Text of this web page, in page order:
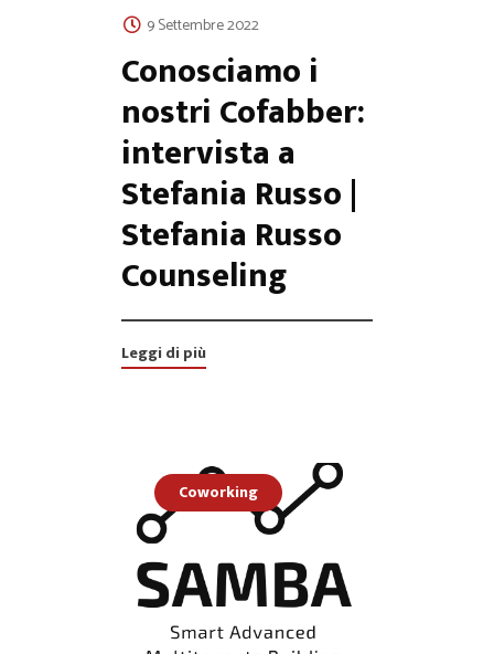
9 Settembre 2022
Conosciamo i
nostri Cofabber:
intervista a
Stefania Russo |
Stefania Russo
Counseling
Leggi di più
Coworking